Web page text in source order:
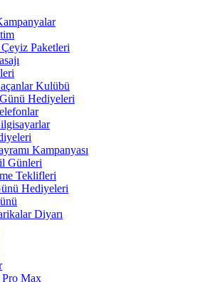
Paketleri
Kulübü
Hediyeleri
Kampanyası
Günleri
Teklifleri
Hediyeleri
Diyarı
Pro Max